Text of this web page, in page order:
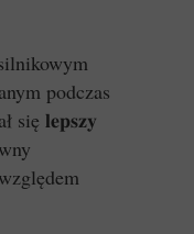
podczas
się 𝐥𝐞𝐩𝐬𝐳𝐲